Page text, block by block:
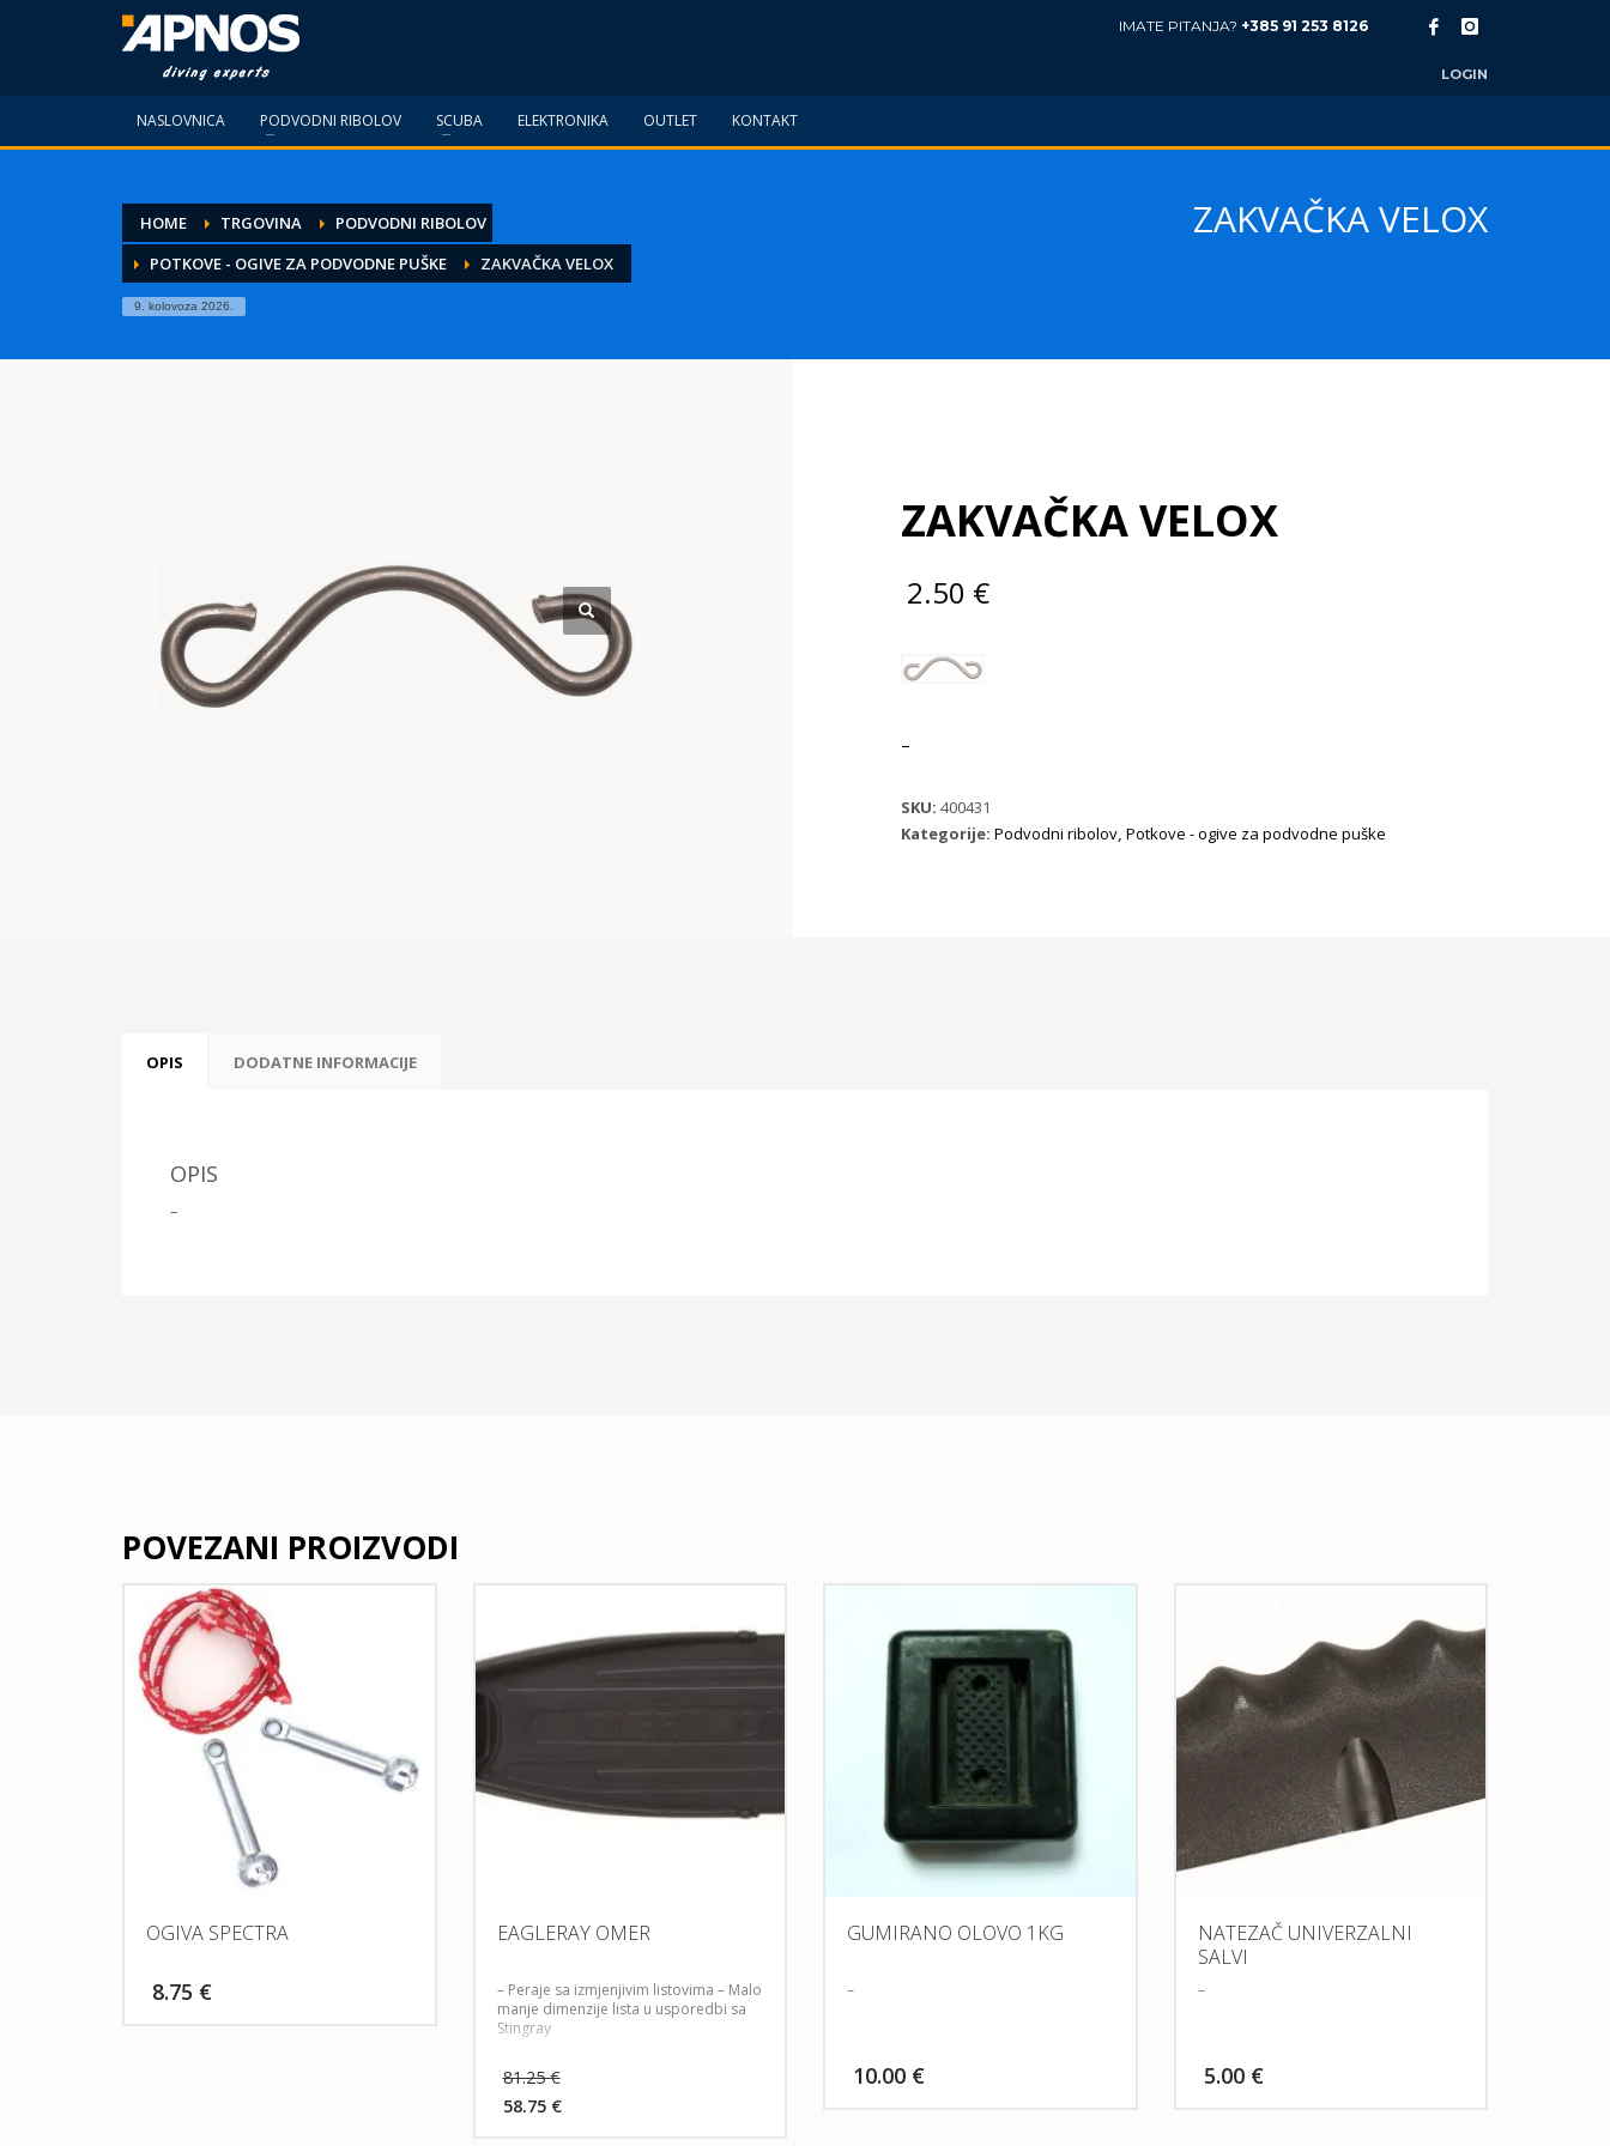
IMATE PITANJA? +385 91 253 8126
LOGIN
NASLOVNICA PODVODNI RIBOLOV SCUBA ELEKTRONIKA OUTLET KONTAKT
HOME TRGOVINA
PODVODNI RIBOLOV
POTKOVE - OGIVE ZA PODVODNE PUŠKE
ZAKVAČKA VELOX
9. kolovoza 2026.
ZAKVAČKA VELOX
ZAKVAČKA VELOX
2.50 €
–
SKU: 400431
Kategorije: Podvodni ribolov, Potkove - ogive za podvodne puške
OPIS DODATNE INFORMACIJE
OPIS
–
POVEZANI PROIZVODI
OGIVA SPECTRA
8.75 €
EAGLERAY OMER
– Peraje sa izmjenjivim listovima – Malo
manje dimenzije lista u usporedbi sa
Stingray
81.25€
58.75 €
GUMIRANO OLOVO 1KG
–
10.00 €
NATEZAČ UNIVERZALNI
SALVI
–
5.00 €